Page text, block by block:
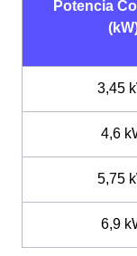
Potencia
3,45
4,6
5,75
6,9